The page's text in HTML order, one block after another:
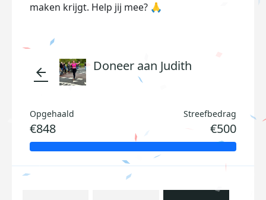
maken krijgt. Help jij mee? 🙏
arrow_back Doneer aan Judith
Opgehaald
€848
Streefbedrag
€500